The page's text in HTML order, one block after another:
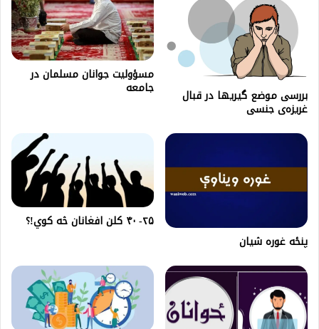
بررسی موضع گیریها در قبال
غریزه‌ی جنسی
مسؤولیت جوانان مسلمان در
جامعه
پنځه غوره شيان
۲۵- ۴۰ کلن افغانان څه کوي!؟